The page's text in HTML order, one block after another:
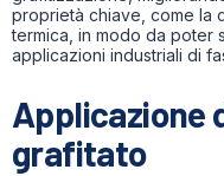
proprietà chiave, come la
termica, in modo da poter
applicazioni industriali di
Applicazione
grafitato